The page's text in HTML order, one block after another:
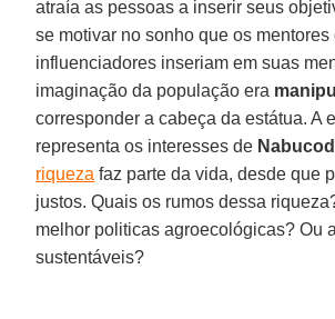
atraía as pessoas a inserir seus
se motivar no sonho que os mentores
influenciadores inseriam em suas
imaginação da população era
corresponder a cabeça da estátua. A
representa os interesses de
riqueza faz parte da vida, desde que
justos. Quais os rumos dessa
melhor politicas agroecológicas? Ou
sustentáveis?